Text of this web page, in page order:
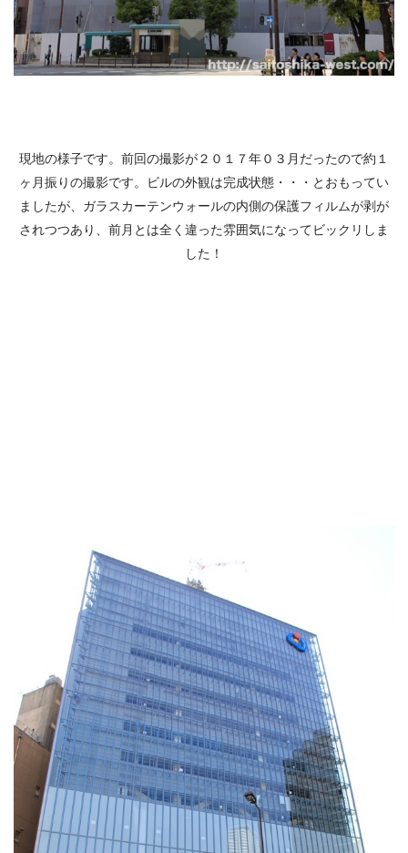
現地の様子です。前回の撮影が２０１７年０３月だったので約１
ヶ月振りの撮影です。ビルの外観は完成状態・・・とおもってい
ましたが、ガラスカーテンウォールの内側の保護フィルムが剥が
されつつあり、前月とは全く違った雰囲気になってビックリしま
した！